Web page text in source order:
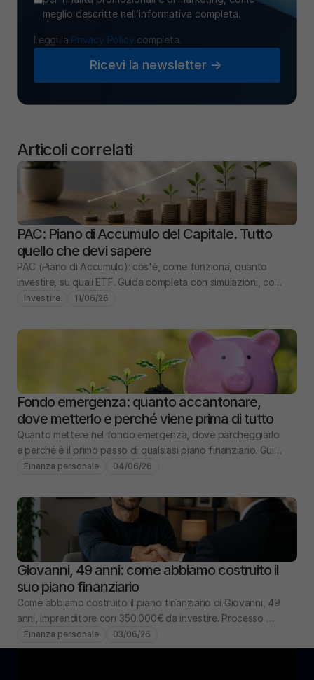
meglio descritte nell’informativa completa.
Leggi la Privacy Policy completa.
Ricevi la newsletter ->
Articoli correlati
PAC: Piano di Accumulo del Capitale. Tutto
quello che devi sapere
PAC (Piano di Accumulo): cos'è, come funziona, quanto
investire, su quali ETF. Guida completa con simulazioni, costi
e confronto PIC vs PAC.
Investire 11/06/26
Fondo emergenza: quanto accantonare,
dove metterlo e perché viene prima di tutto
Quanto mettere nel fondo emergenza, dove parcheggiarlo
e perché è il primo passo di qualsiasi piano finanziario. Guida
pratica con numeri e scenari.
Finanza personale 04/06/26
Giovanni, 49 anni: come abbiamo costruito il
suo piano finanziario
Come abbiamo costruito il piano finanziario di Giovanni, 49
anni, imprenditore con 350.000€ da investire. Processo
completo: analisi, obiettivi, portafoglio.
Finanza personale 03/06/26